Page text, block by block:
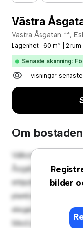
Västra
Västra Åsgatan **,
Lägenhet 60 m² 2 rum
Senaste skanning:
1 visningar
Om bostaden
bilder
Välkommen till ditt
Åsgatan 17,
erbjuder ett elegant
planlösningen är
eleganta köket är
Med sitt utmärkta